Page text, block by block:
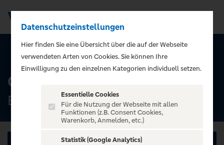
ALLE TERMINE
GANS - The Evolution Tour
BLUE SHELL, Köln
Datenschutzeinstellungen
Hier finden Sie eine Übersicht über die auf der Webseite
verwendeten Arten von Cookies. Sie können Ihre
Einwilligung zu den einzelnen Kategorien individuell setzen.
Essentielle Cookies
Für die Nutzung der Webseite mit allen
Funktionen (z.B. Consent Cookies,
Warenkorb, Anmelden, etc.)
Statistik (Google Analytics)